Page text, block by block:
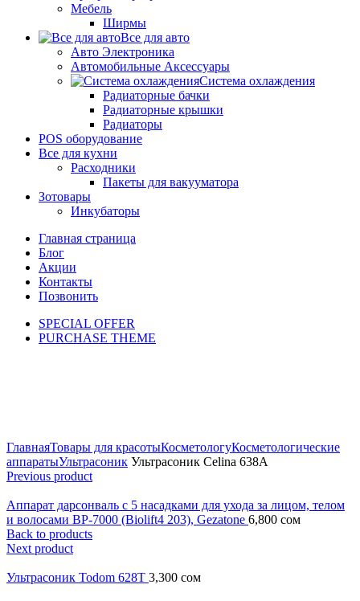
Мебель
Ширмы
Все для авто
Авто Электроника
Автомобильные Аксессуары
Система охлаждения
Радиаторные бачки
Радиаторные крышки
Радиаторы
POS оборудование
Все для кухни
Расходники
Пакеты для вакууматора
Зотовары
Инкубаторы
Главная страница
Блог
Акции
Контакты
Позвонить
SPECIAL OFFER
PURCHASE THEME
ГлавнаяТовары для красотыКосметологуКосметологические
аппаратыУльтрасоник Ультрасоник Celina 638A
Previous product
Аппарат дарсонваль с 5 насадками для ухода за лицом, телом
и волосами BP-7000 (Biolift4 203), Gezatone 6,800 сом
Back to products
Next product
Ультрасоник Todom 628T 3,300 сом